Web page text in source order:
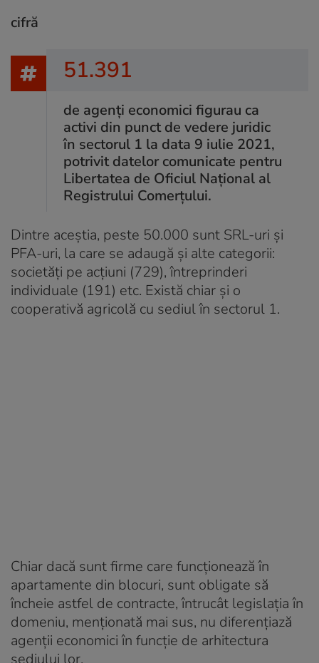
cifră
51.391
de agenți economici figurau ca
activi din punct de vedere juridic
în sectorul 1 la data 9 iulie 2021,
potrivit datelor comunicate pentru
Libertatea de Oficiul Național al
Registrului Comerțului.
Dintre aceștia, peste 50.000 sunt SRL-uri și
PFA-uri, la care se adaugă și alte categorii:
societăți pe acțiuni (729), întreprinderi
individuale (191) etc. Există chiar și o
cooperativă agricolă cu sediul în sectorul 1.
Chiar dacă sunt firme care funcţionează în
apartamente din blocuri, sunt obligate să
încheie astfel de contracte, întrucât legislaţia în
domeniu, menţionată mai sus, nu diferenţiază
agenţii economici în funcţie de arhitectura
sediului lor.